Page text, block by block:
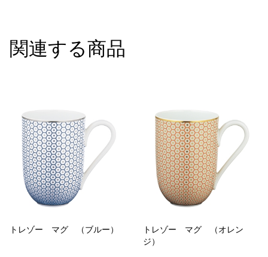
関連する商品
トレゾー マグ （ブルー）
トレゾー マグ （オレン
ジ）